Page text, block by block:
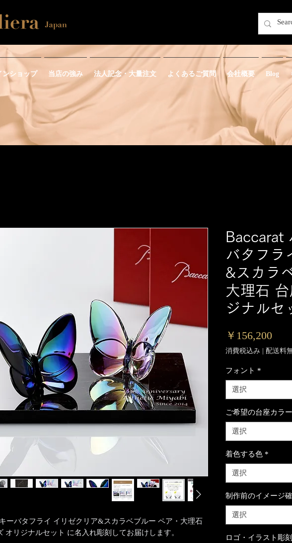
ンショップ 当店の強み 法人記念・大量注文 よくあるご質問 会社概要 Blog
ーバタフライ イリゼクリア&スカラベブルー ペア・大理石
オリジナルセット に名入れ彫刻してお届けします。
Baccarat
バタフラ
&スカラ
大理石
ジナルセ
￥156,200価
格
消費税込み 配送料
フォント *
選択
ご希望の台座カラー
選択
着色する色 *
選択
制作前のイメージ
選択
ロゴ・イラスト彫